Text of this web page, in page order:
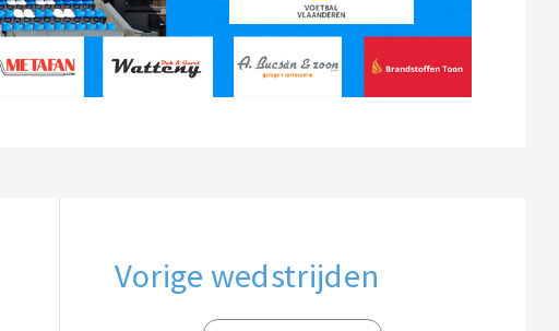
Vorige wedstrijden